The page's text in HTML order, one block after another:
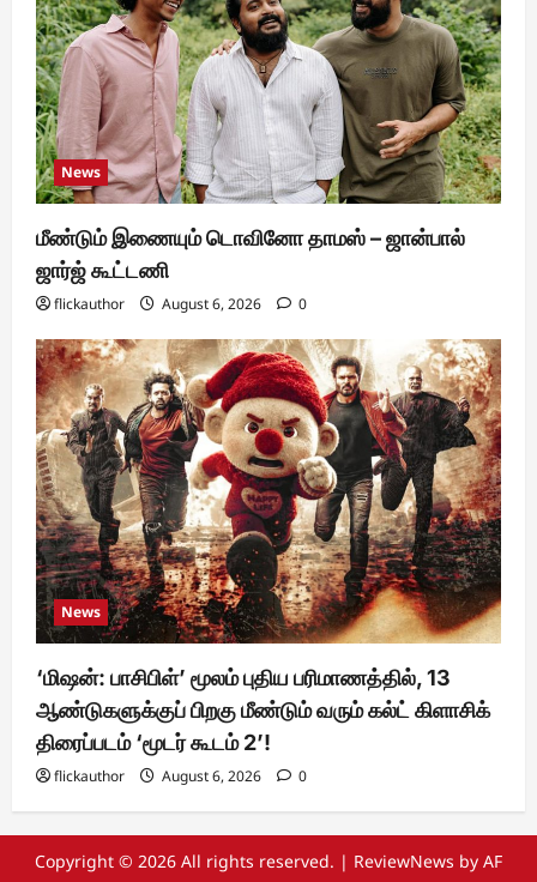
News
மீண்டும் இணையும் டொவினோ தாமஸ் – ஜான்பால்
ஜார்ஜ் கூட்டணி
flickauthor August 6, 2026 0
News
‘மிஷன்: பாசிபிள்’ மூலம் புதிய பரிமாணத்தில், 13
ஆண்டுகளுக்குப் பிறகு மீண்டும் வரும் கல்ட் கிளாசிக்
திரைப்படம் ‘மூடர் கூடம் 2’!
flickauthor August 6, 2026 0
Copyright © 2026 All rights reserved. | ReviewNews by AF